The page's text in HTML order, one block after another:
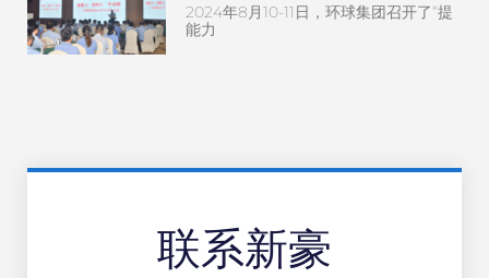
2024年8月10-11日，环球集团召开了“提
能力
联系新豪